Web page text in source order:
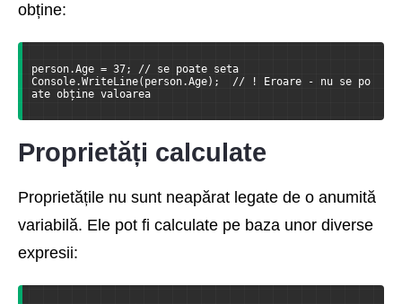
obține:
person.Age = 37; // se poate seta
Console.WriteLine(person.Age);  // ! Eroare - nu se po
ate obține valoarea
Proprietăți calculate
Proprietățile nu sunt neapărat legate de o anumită
variabilă. Ele pot fi calculate pe baza unor diverse
expresii: